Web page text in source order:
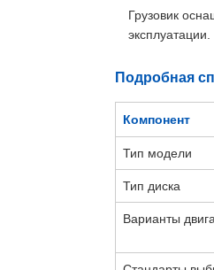
Грузовик
эксплуатации.
Подробная
Компонент
Тип модели
Тип диска
Варианты